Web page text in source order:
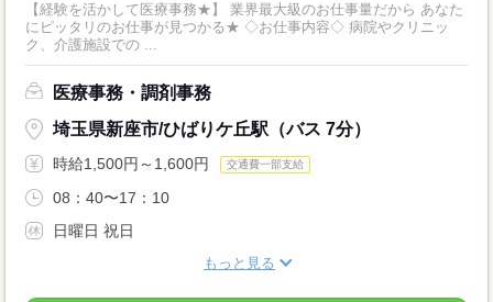
【経験を活かして医療事務★】 業界最大級のお仕事量だから あなた
にピッタリのお仕事が見つかる★ ◇お仕事内容◇ 病院やクリニッ
ク、介護施設での ...
医療事務・調剤事務
埼玉県新座市/ひばりケ丘駅（バス 7分）
時給1,500円～1,600円 交通費一部支給
08：40〜17：10
日曜日 祝日
もっと見る